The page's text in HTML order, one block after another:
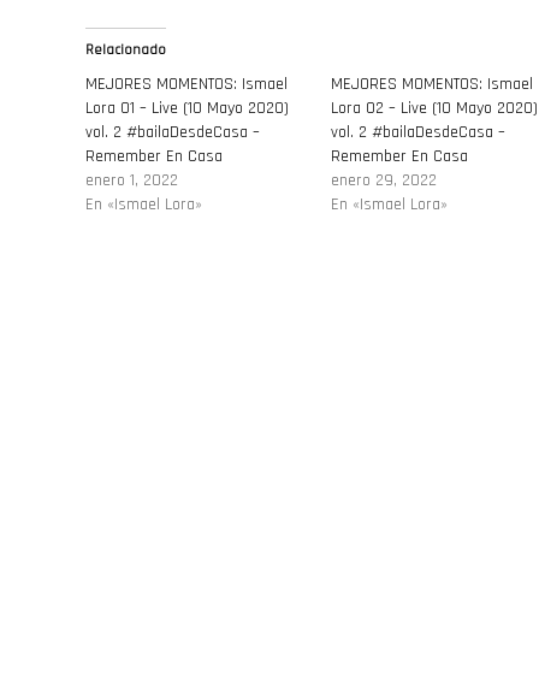
Relacionado
MEJORES MOMENTOS: Ismael
Lora 01 – Live (10 Mayo 2020)
vol. 2 #bailaDesdeCasa –
Remember En Casa
enero 1, 2022
En «Ismael Lora»
MEJORES MOMENTOS: Ismael
Lora 02 – Live (10 Mayo 2020)
vol. 2 #bailaDesdeCasa –
Remember En Casa
enero 29, 2022
En «Ismael Lora»